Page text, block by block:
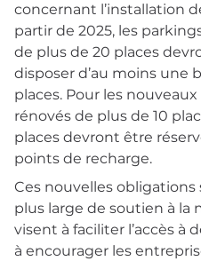
concernant l’installation
partir de 2025, les
de plus de 20 places
disposer d’au moins une
places. Pour les
rénovés de plus de 10
places devront être
points de recharge.
Ces nouvelles obligations
plus large de soutien à la
visent à faciliter l’accès à
à encourager les